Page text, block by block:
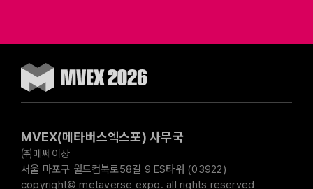
MVEX(메타버스엑스포) 사무국
㈜메쎄이상
서울 마포구 월드컵북로58길 9 ES타워 (03922)
copyright© metaverse expo. all rights reserved